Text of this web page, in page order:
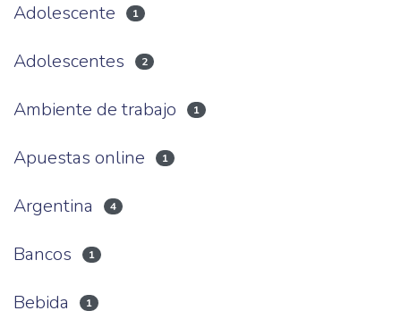
Adolescente 1
Adolescentes 2
Ambiente de trabajo 1
Apuestas online 1
Argentina 4
Bancos 1
Bebida 1